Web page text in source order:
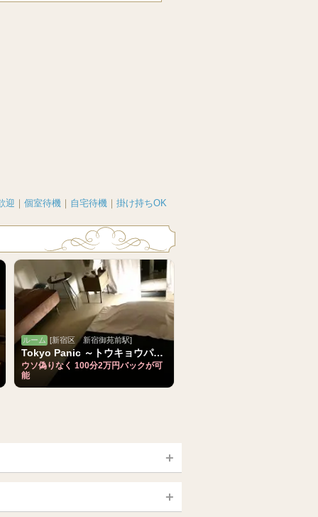
迎 ｜ 個室待機 ｜ 自宅待機 ｜ 掛け持ちOK
ルーム [新宿区 新宿御苑前駅]
Tokyo Panic ～トウキョウパニック～
ウソ偽りなく 100分2万円バックが可
能
宮城 (仙台)